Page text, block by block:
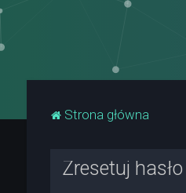
Strona główna
Zresetuj hasło